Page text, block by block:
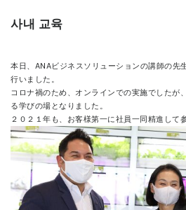
사내 교육
本日、ANAビジネスソリューションの講師の先
行いました。
コロナ禍のため、オンラインでの実施でしたが
る学びの場となりました。
２０２１年も、お客様第一に社員一同精進して
연락처